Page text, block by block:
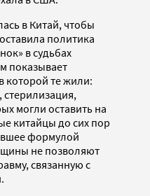
в Китай, чтобы
политика
в судьбах
показывает
которой те жили:
могли оставить на
китайцы до сих пор
формулой
не позволяют
связанную с